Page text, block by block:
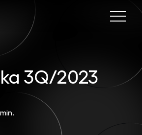
Menu
3Q/2023